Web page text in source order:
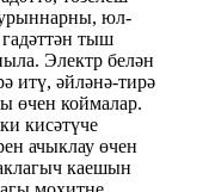
юл-
тыш
Электр белән
итү, әйләнә-тирә
өчен коймалар.
кисәтүче
ачыклау өчен
каешын